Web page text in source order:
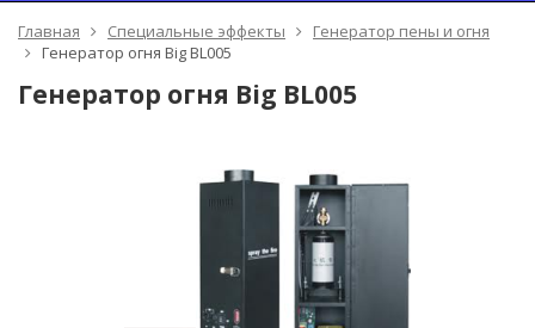
Главная Специальные эффекты
Генератор пены и огня
Генератор огня Big BL005
Генератор огня Big BL005